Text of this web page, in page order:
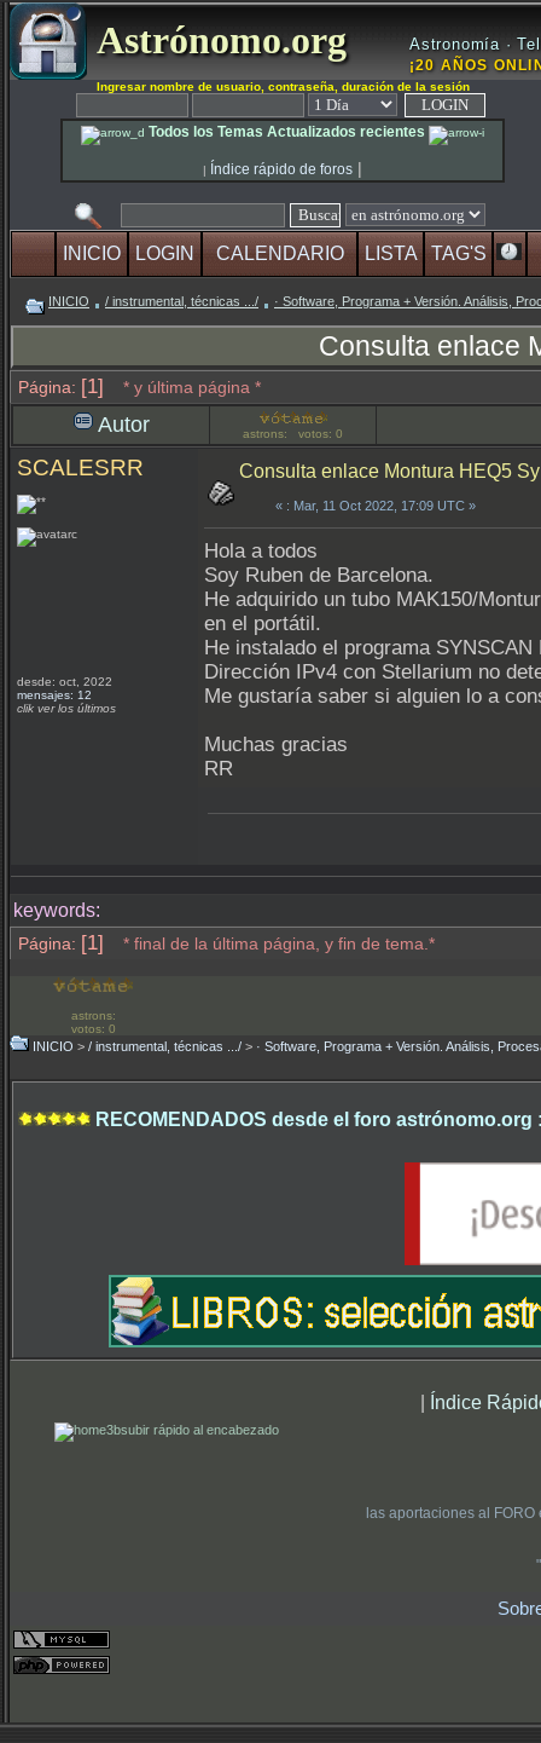
Astrónomo.org Astronomía ·
¡20 AÑOS
Ingresar nombre de usuario, contraseña, duración de la sesión
Todos los Temas Actualizados recientes
| Índice rápido de foros |
INICIO LOGIN CALENDARIO LISTA TAG'S
INICIO / instrumental, técnicas .../ · Software, Programa + Versión. Análisis,
Consulta enlace
Página: [1] * y última página *
Autor astrons: votos: 0
SCALESRR
desde: oct, 2022
mensajes: 12
clik ver los últimos
Consulta enlace Montura HEQ5
« : Mar, 11 Oct 2022, 17:09 UTC »
Hola a todos
Soy Ruben de Barcelona.
He adquirido un tubo MAK150/
en el portátil.
He instalado el programa
Dirección IPv4 con Stellarium no
Me gustaría saber si alguien lo a
Muchas gracias
RR
keywords:
Página: [1] * final de la última página, y fin de tema.*
astrons:
votos: 0
INICIO > / instrumental, técnicas .../ > · Software, Programa + Versión. Análisis,
RECOMENDADOS desde el foro astrónomo.org
| Índice
subir rápido al encabezado
las aportaciones al